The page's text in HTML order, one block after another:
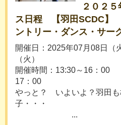
２０２
ス日程 【羽田SCDC】
ントリー・ダンス・サー
開催日：2025年07月08日（
（火）
開催時間：13:30～16：00
17：00
やっと？ いよいよ？羽田も
子・
...